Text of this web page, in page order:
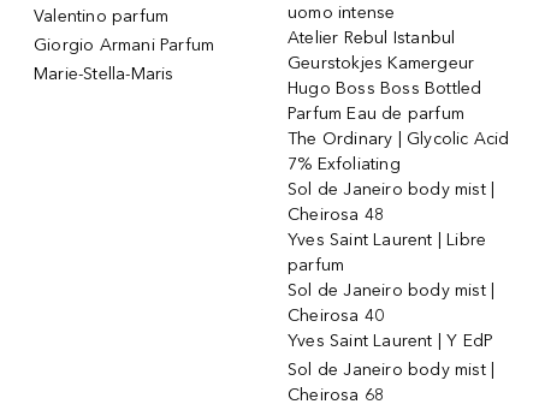
Valentino parfum
Giorgio Armani Parfum
Marie-Stella-Maris
uomo intense
Atelier Rebul Istanbul
Geurstokjes Kamergeur
Hugo Boss Boss Bottled
Parfum Eau de parfum
The Ordinary | Glycolic Acid
7% Exfoliating
Sol de Janeiro body mist |
Cheirosa 48
Yves Saint Laurent | Libre
parfum
Sol de Janeiro body mist |
Cheirosa 40
Yves Saint Laurent | Y EdP
Sol de Janeiro body mist |
Cheirosa 68